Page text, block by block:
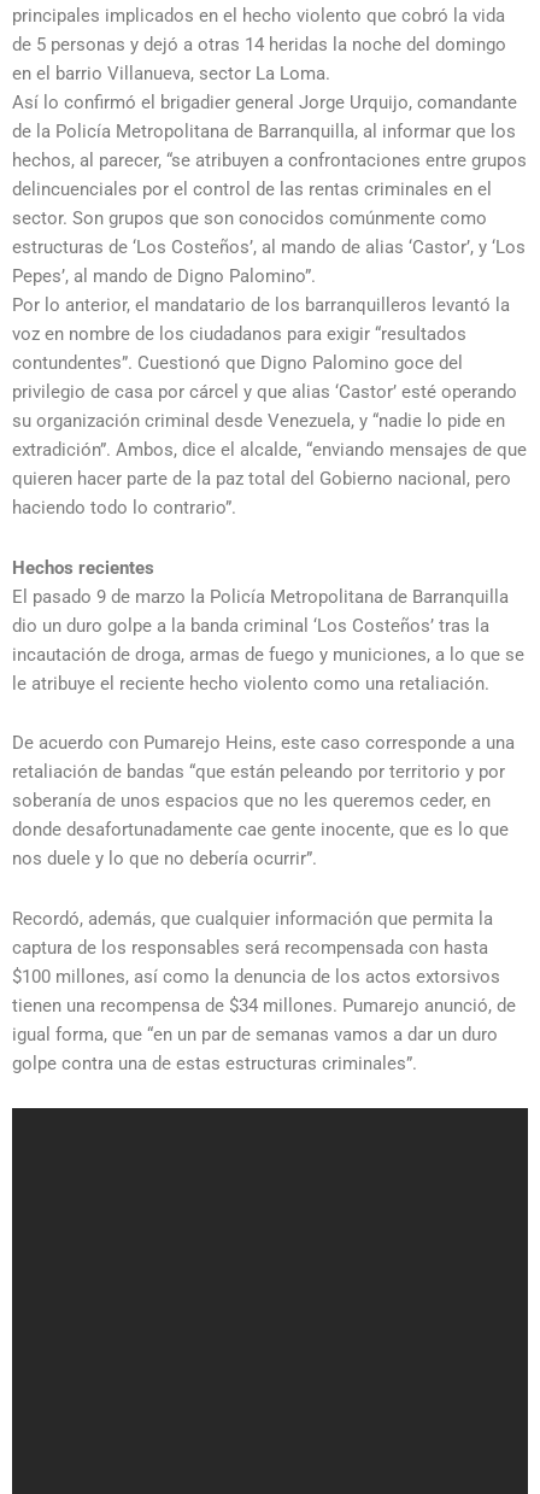
principales implicados en el hecho violento que cobró la vida
de 5 personas y dejó a otras 14 heridas la noche del domingo
en el barrio Villanueva, sector La Loma.
Así lo confirmó el brigadier general Jorge Urquijo, comandante
de la Policía Metropolitana de Barranquilla, al informar que los
hechos, al parecer, “se atribuyen a confrontaciones entre grupos
delincuenciales por el control de las rentas criminales en el
sector. Son grupos que son conocidos comúnmente como
estructuras de ‘Los Costeños’, al mando de alias ‘Castor’, y ‘Los
Pepes’, al mando de Digno Palomino”.
Por lo anterior, el mandatario de los barranquilleros levantó la
voz en nombre de los ciudadanos para exigir “resultados
contundentes”. Cuestionó que Digno Palomino goce del
privilegio de casa por cárcel y que alias ‘Castor’ esté operando
su organización criminal desde Venezuela, y “nadie lo pide en
extradición”. Ambos, dice el alcalde, “enviando mensajes de que
quieren hacer parte de la paz total del Gobierno nacional, pero
haciendo todo lo contrario”.
Hechos recientes
El pasado 9 de marzo la Policía Metropolitana de Barranquilla
dio un duro golpe a la banda criminal ‘Los Costeños’ tras la
incautación de droga, armas de fuego y municiones, a lo que se
le atribuye el reciente hecho violento como una retaliación.
De acuerdo con Pumarejo Heins, este caso corresponde a una
retaliación de bandas “que están peleando por territorio y por
soberanía de unos espacios que no les queremos ceder, en
donde desafortunadamente cae gente inocente, que es lo que
nos duele y lo que no debería ocurrir”.
Recordó, además, que cualquier información que permita la
captura de los responsables será recompensada con hasta
$100 millones, así como la denuncia de los actos extorsivos
tienen una recompensa de $34 millones. Pumarejo anunció, de
igual forma, que “en un par de semanas vamos a dar un duro
golpe contra una de estas estructuras criminales”.